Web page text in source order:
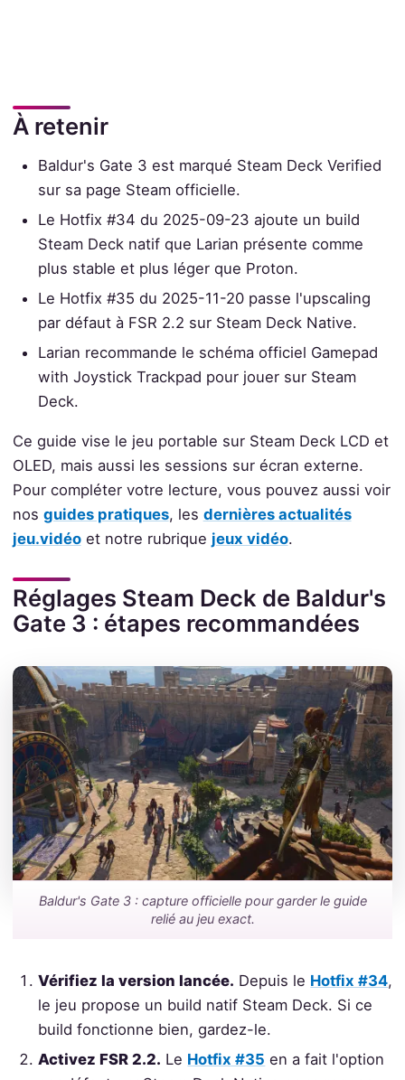
À retenir
Baldur's Gate 3 est marqué Steam Deck Verified
sur sa page Steam officielle.
Le Hotfix #34 du 2025-09-23 ajoute un build
Steam Deck natif que Larian présente comme
plus stable et plus léger que Proton.
Le Hotfix #35 du 2025-11-20 passe l'upscaling
par défaut à FSR 2.2 sur Steam Deck Native.
Larian recommande le schéma officiel Gamepad
with Joystick Trackpad pour jouer sur Steam
Deck.
Ce guide vise le jeu portable sur Steam Deck LCD et
OLED, mais aussi les sessions sur écran externe.
Pour compléter votre lecture, vous pouvez aussi voir
nos guides pratiques, les dernières actualités
jeu.vidéoet notre rubrique jeux vidéo.
Réglages Steam Deck de Baldur's
Gate 3 : étapes recommandées
Baldur's Gate 3 : capture officielle pour garder le guide
relié au jeu exact.
Vérifiez la version lancée. Depuis le Hotfix #34,
le jeu propose un build natif Steam Deck. Si ce
build fonctionne bien, gardez-le.
Activez FSR 2.2. Le Hotfix #35 en a fait l'option